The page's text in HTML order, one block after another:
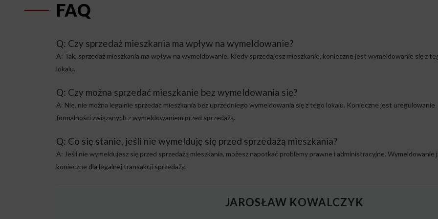
FAQ
Q: Czy sprzedaż mieszkania ma wpływ na wymeldowanie?
A: Tak, sprzedaż mieszkania ma wpływ na wymeldowanie. Kiedy sprzedajesz mieszkanie, konieczne jest wymeldowanie się z
lokalu.
Q: Czy można sprzedać mieszkanie bez wymeldowania się?
A: Nie, nie można legalnie sprzedać mieszkania bez uprzedniego wymeldowania się z tego lokalu. Konieczne jest uregulowanie
formalności związanych z wymeldowaniem przed sprzedażą.
Q: Co się stanie, jeśli nie wymelduję się przed sprzedażą mieszkania?
A: Jeśli nie wymeldujesz się przed sprzedażą mieszkania, możesz napotkać problemy prawne i administracyjne. Wymeldowanie
konieczne dla legalnej transakcji sprzedaży.
JAROSŁAW KOWALCZYK